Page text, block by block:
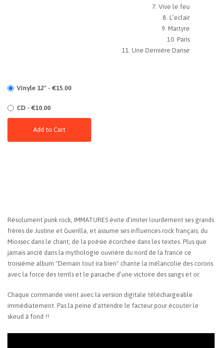
Vive le feu
L’eclair
Martyre
Paris
Une Dernière Danse
Vinyle 12" - €15.00
CD - €10.00
Add to Cart
Résolument punk rock, IMMATURES évite d’imiter lourdement ses grands
frères de Justine et Guerilla, et assume ses influences rock français, du
Miossec dans le chant, de la poésie écorchée dans les textes. Plus que
jamais ancré dans la mythologie ouvrière du nord de la france ce
troisième album "Demain tout ira bien" chante la mélancolie des corons
avec la force des terrils et le panache d’une victoire des sangs et or.
Chaque commande vient avec la version digitale téléchargeable
immédiatement. Pas la peine d'attendre le facteur pour écouter le
skeud à fond !!